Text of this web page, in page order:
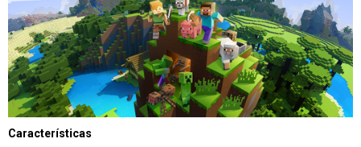
Características